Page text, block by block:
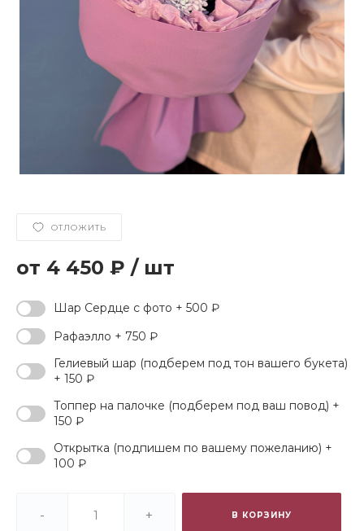
ОТЛОЖИТЬ
4 450 ₽ / шт
Шар Сердце с фото + 500 ₽
Рафаэлло + 750 ₽
Гелиевый шар (подберем под тон вашего букета)
+ 150 ₽
Топпер на палочке (подберем под ваш повод) +
150 ₽
Открытка (подпишем по вашему пожеланию) +
100 ₽
- + В КОРЗИНУ